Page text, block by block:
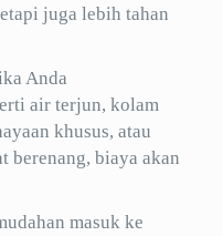
juga lebih tahan
Anda
air terjun, kolam
khusus, atau
berenang, biaya akan
masuk ke